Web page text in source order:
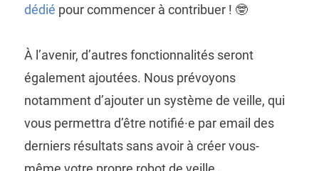
dédié pour commencer à contribuer ! 🤓
À l’avenir, d’autres fonctionnalités seront
également ajoutées. Nous prévoyons
notamment d’ajouter un système de veille, qui
vous permettra d’être notifié·e par email des
derniers résultats sans avoir à créer vous-